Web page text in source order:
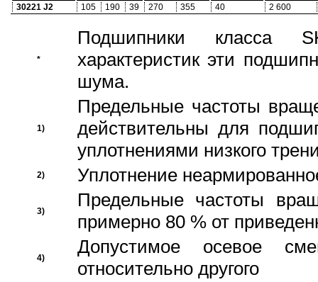
30221 J2
105 190 39 270 355 40 2 600
*
Подшипники класса
характеристик эти
шума.
1)
Предельные частоты
действительны для
уплотнениями низкого
2) Уплотнение
3)
Предельные частоты
примерно 80 % от
4)
Допустимое осевое
относительно другого